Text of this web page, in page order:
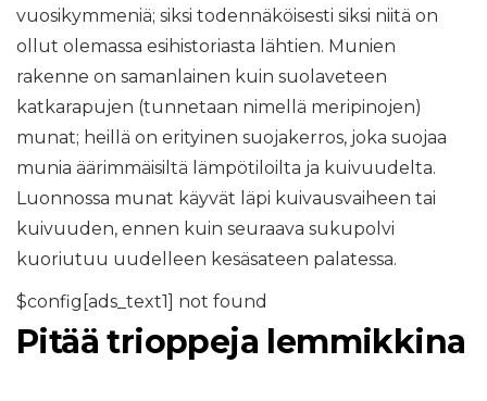
vuosikymmeniä; siksi todennäköisesti siksi niitä on
ollut olemassa esihistoriasta lähtien. Munien
rakenne on samanlainen kuin suolaveteen
katkarapujen (tunnetaan nimellä meripinojen)
munat; heillä on erityinen suojakerros, joka suojaa
munia äärimmäisiltä lämpötiloilta ja kuivuudelta.
Luonnossa munat käyvät läpi kuivausvaiheen tai
kuivuuden, ennen kuin seuraava sukupolvi
kuoriutuu uudelleen kesäsateen palatessa.
$config[ads_text1] not found
Pitää trioppeja lemmikkina